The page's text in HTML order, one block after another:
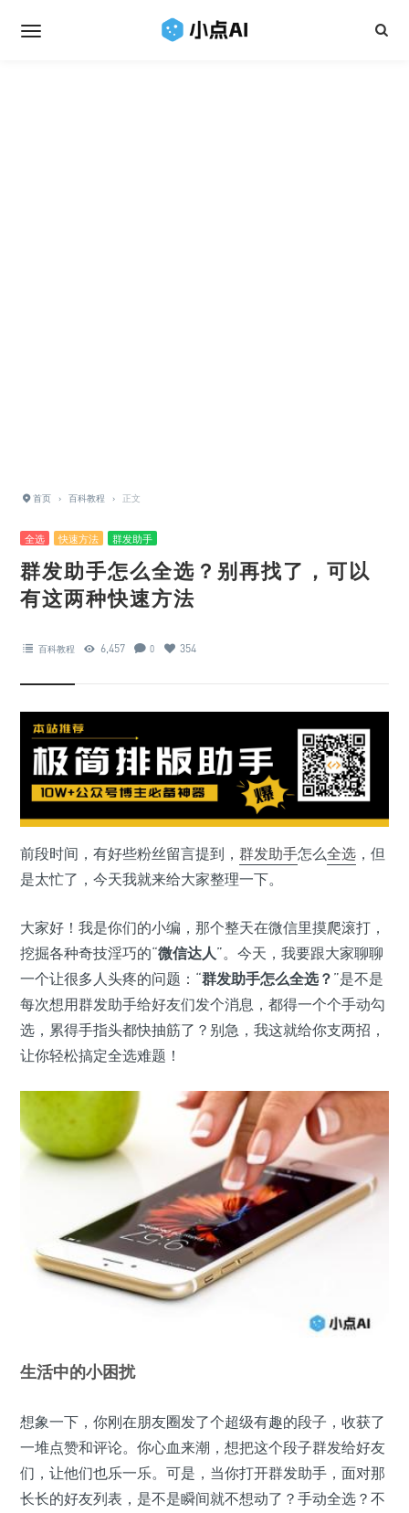
首页 › 百科教程 › 正文
全选 快速方法 群发助手
群发助手怎么全选？别再找了，可以
有这两种快速方法
百科教程 6,457 0 354
前段时间，有好些粉丝留言提到， 群发助手怎么全选 ，但
是太忙了，今天我就来给大家整理一下。
大家好！我是你们的小编，那个整天在微信里摸爬滚打，
挖掘各种奇技淫巧的“微信达人”。今天，我要跟大家聊聊
一个让很多人头疼的问题：“群发助手怎么全选？ ”是不是
每次想用群发助手给好友们发个消息，都得一个个手动勾
选，累得手指头都快抽筋了？别急，我这就给你支两招，
让你轻松搞定全选难题！
生活中的小困扰
想象一下，你刚在朋友圈发了个超级有趣的段子，收获了
一堆点赞和评论。你心血来潮，想把这个段子群发给好友
们，让他们也乐一乐。可是，当你打开群发助手，面对那
长长的好友列表，是不是瞬间就不想动了？手动全选？不